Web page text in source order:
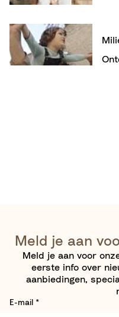
Meld je aan
Meld je aan voor
eerste info over
aanbiedingen,
E-mail *